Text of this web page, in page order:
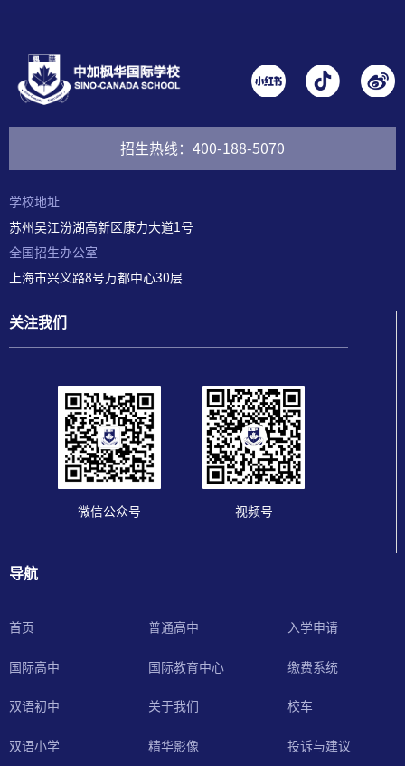
导航
首页
国际高中
双语初中
双语小学
普通高中
国际教育中心
关于我们
精华影像
入学申请
缴费系统
校车
投诉与建议
关注我们
微信公众号 视频号
学校地址
苏州吴江汾湖高新区康力大道1号
全国招生办公室
上海市兴义路8号万都中心30层
招生热线：400-188-5070